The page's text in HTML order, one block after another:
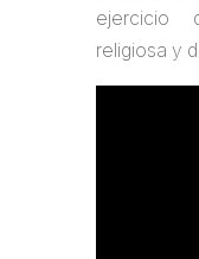
ejercicio
religiosa y